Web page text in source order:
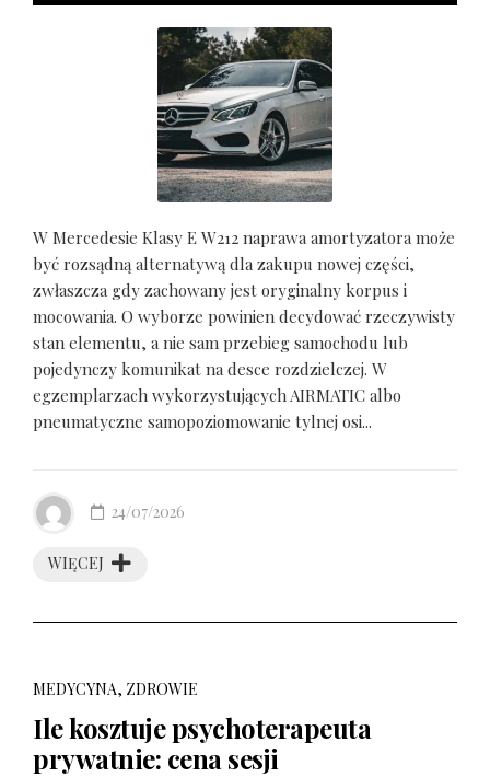
W Mercedesie Klasy E W212 naprawa amortyzatora może
być rozsądną alternatywą dla zakupu nowej części,
zwłaszcza gdy zachowany jest oryginalny korpus i
mocowania. O wyborze powinien decydować rzeczywisty
stan elementu, a nie sam przebieg samochodu lub
pojedynczy komunikat na desce rozdzielczej. W
egzemplarzach wykorzystujących AIRMATIC albo
pneumatyczne samopoziomowanie tylnej osi...
WIĘCEJ
24/07/2026
MEDYCYNA, ZDROWIE
Ile kosztuje psychoterapeuta
prywatnie: cena sesji